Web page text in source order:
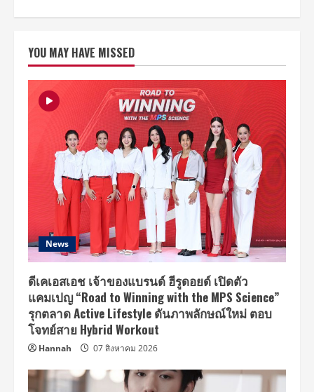
พร้อม
ความ
ปัง
ทุบ
สถิติ
ตัว
เอง
ต้อนรับ
ปี
2021กับ
มิ
อัลบั้ม
ชุด
ที่
5
[YES.]
YOU MAY HAVE MISSED
News
ดีเคเอสเอช เจ้าของแบรนด์ ฮีรูดอยด์ เปิดตัว
แคมเปญ “Road to Winning with the MPS Science”
รุกตลาด Active Lifestyle ดันภาพลักษณ์ใหม่ ตอบ
โจทย์สาย Hybrid Workout
Hannah 07 สิงหาคม 2026